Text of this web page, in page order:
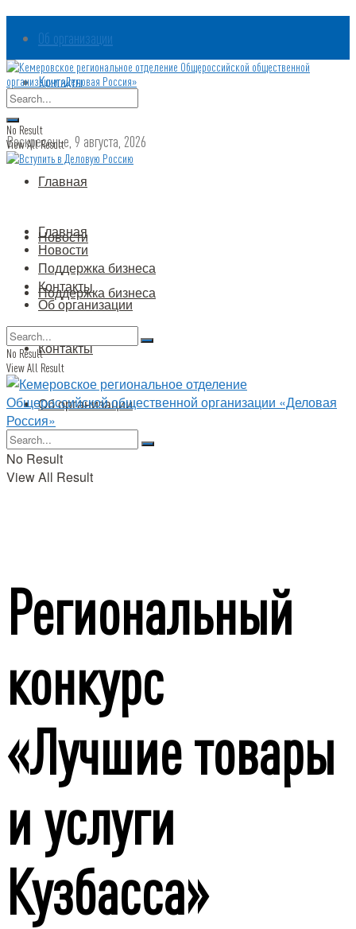
Об организации
Контакты
Воскресенье, 9 августа, 2026
No Result
View All Result
Главная
Новости
Поддержка бизнеса
Контакты
Об организации
Главная
Новости
Поддержка бизнеса
Контакты
Об организации
No Result
View All Result
No Result
View All Result
Региональный
конкурс
«Лучшие товары
и услуги
Кузбасса»